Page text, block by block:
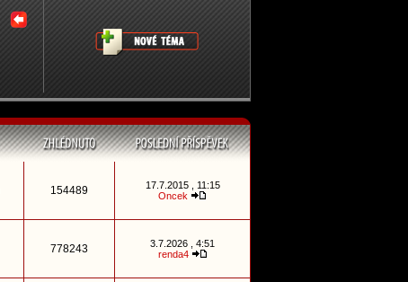
154489
17.7.2015 , 11:15
Oncek
778243
3.7.2026 , 4:51
renda4